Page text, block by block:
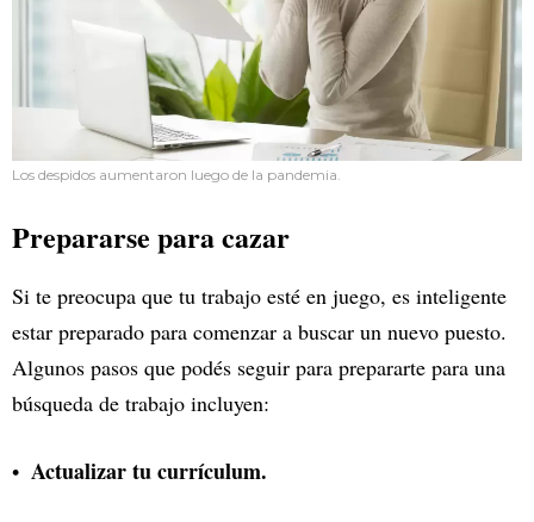
Los despidos aumentaron luego de la pandemia.
Prepararse para cazar
Si te preocupa que tu trabajo esté en juego, es inteligente
estar preparado para comenzar a buscar un nuevo puesto.
Algunos pasos que podés seguir para prepararte para una
búsqueda de trabajo incluyen:
Actualizar tu currículum.